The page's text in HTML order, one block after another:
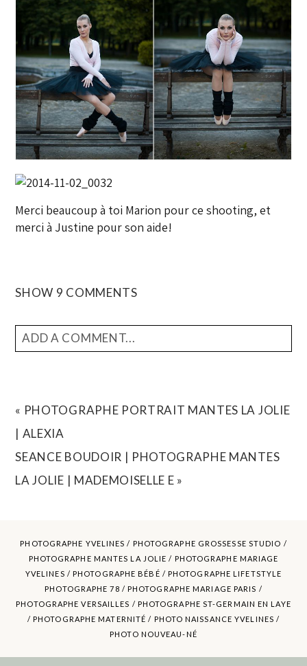
Merci beaucoup à toi Marion pour ce shooting, et
merci à Justine pour son aide!
SHOW 9 COMMENTS
ADD A COMMENT...
POST COMMENT
« PHOTOGRAPHE PORTRAIT MANTES LA JOLIE
| ALEXIA
SEANCE BOUDOIR | PHOTOGRAPHE MANTES
LA JOLIE | MADEMOISELLE E »
PHOTOGRAPHE YVELINES / PHOTOGRAPHE GROSSESSE STUDIO /
PHOTOGRAPHE MANTES LA JOLIE / PHOTOGRAPHE MARIAGE
YVELINES / PHOTOGRAPHE BÉBÉ / PHOTOGRAPHE LIFETSTYLE
PHOTOGRAPHE 78 / PHOTOGRAPHE MARIAGE PARIS /
PHOTOGRAPHE VERSAILLES / PHOTOGRAPHE ST-GERMAIN EN LAYE
/ PHOTOGRAPHE MATERNITÉ / PHOTO NAISSANCE YVELINES /
PHOTO NOUVEAU-NÉ